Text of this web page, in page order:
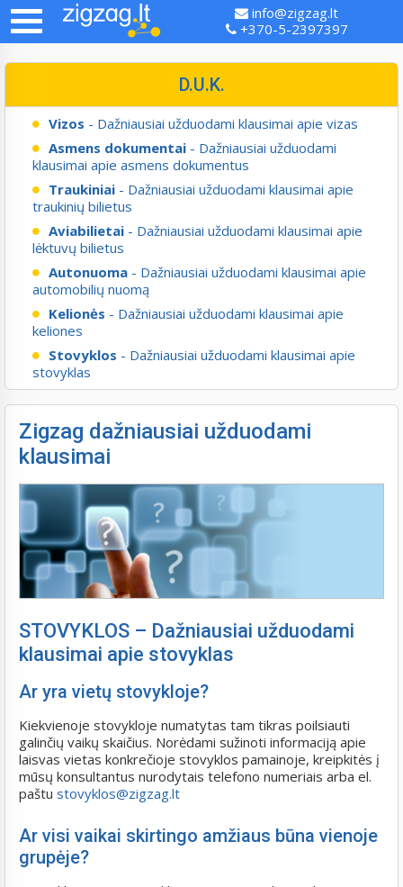
info@zigzag.lt
+370-5-2397397
Zigzag dažniausiai užduodami
klausimai
STOVYKLOS – Dažniausiai užduodami
klausimai apie stovyklas
Ar yra vietų stovykloje?
Kiekvienoje stovykloje numatytas tam tikras poilsiauti
galinčių vaikų skaičius. Norėdami sužinoti informaciją apie
laisvas vietas konkrečioje stovyklos pamainoje, kreipkitės į
mūsų konsultantus nurodytais telefono numeriais arba el.
paštu stovyklos@zigzag.lt
Ar visi vaikai skirtingo amžiaus būna vienoje
grupėje?
D.U.K.
Vizos - Dažniausiai užduodami klausimai apie vizas
Asmens dokumentai - Dažniausiai užduodami
klausimai apie asmens dokumentus
Traukiniai - Dažniausiai užduodami klausimai apie
traukinių bilietus
Aviabilietai - Dažniausiai užduodami klausimai apie
lėktuvų bilietus
Autonuoma - Dažniausiai užduodami klausimai apie
automobilių nuomą
Kelionės - Dažniausiai užduodami klausimai apie
keliones
Stovyklos - Dažniausiai užduodami klausimai apie
stovyklas